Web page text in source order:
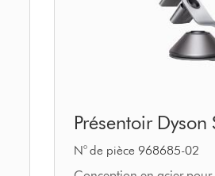
Dyson
Supersonic™
Présentoir
N° de pièce 968685-02